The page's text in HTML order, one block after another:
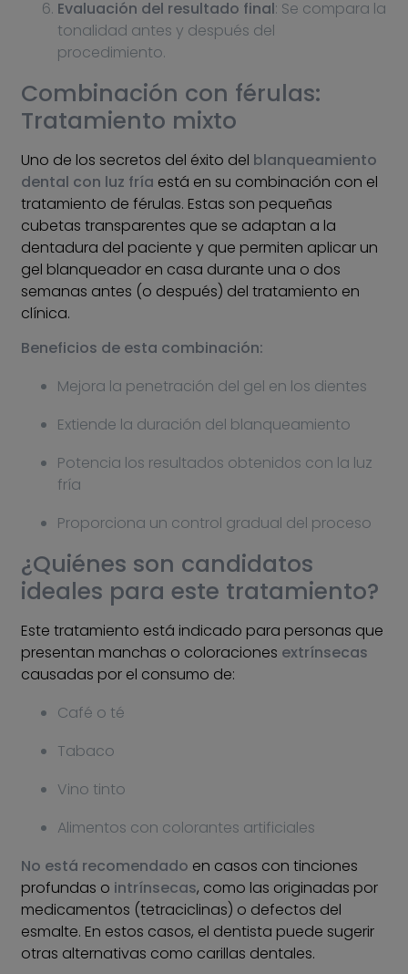
Evaluación del resultado final: Se compara la
tonalidad antes y después del
procedimiento.
Combinación con férulas:
Tratamiento mixto
Uno de los secretos del éxito del blanqueamiento
dental con luz fría está en su combinación con el
tratamiento de férulas. Estas son pequeñas
cubetas transparentes que se adaptan a la
dentadura del paciente y que permiten aplicar un
gel blanqueador en casa durante una o dos
semanas antes (o después) del tratamiento en
clínica.
Beneficios de esta combinación:
Mejora la penetración del gel en los dientes
Extiende la duración del blanqueamiento
Potencia los resultados obtenidos con la luz
fría
Proporciona un control gradual del proceso
¿Quiénes son candidatos
ideales para este tratamiento?
Este tratamiento está indicado para personas que
presentan manchas o coloraciones extrínsecas
causadas por el consumo de:
Café o té
Tabaco
Vino tinto
Alimentos con colorantes artificiales
No está recomendado en casos con tinciones
profundas o intrínsecas, como las originadas por
medicamentos (tetraciclinas) o defectos del
esmalte. En estos casos, el dentista puede sugerir
otras alternativas como carillas dentales.